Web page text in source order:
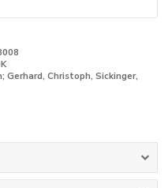
Gerhard, Christoph, Sickinger,